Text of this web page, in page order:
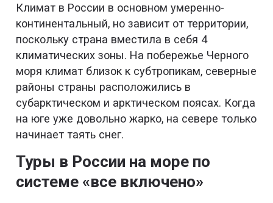
Климат в России в основном умеренно-
континентальный, но зависит от территории,
поскольку страна вместила в себя 4
климатических зоны. На побережье Черного
моря климат близок к субтропикам, северные
районы страны расположились в
субарктическом и арктическом поясах. Когда
на юге уже довольно жарко, на севере только
начинает таять снег.
Туры в России на море по
системе «все включено»